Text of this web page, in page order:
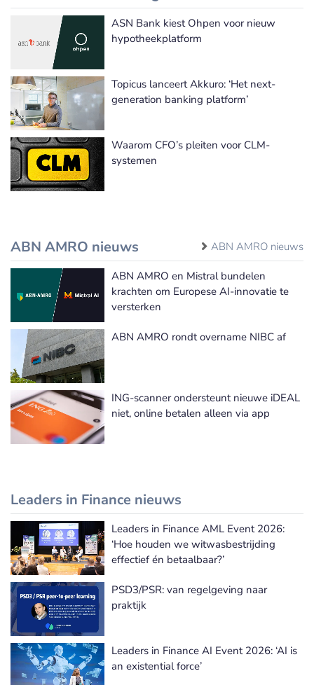
Meer Software ontwikkeling nieuws
ASN Bank kiest Ohpen voor nieuw
hypotheekplatform
Topicus lanceert Akkuro: ‘Het next-
generation banking platform’
Waarom CFO’s pleiten voor CLM-
systemen
ABN AMRO nieuws ABN AMRO nieuws
ABN AMRO en Mistral bundelen
krachten om Europese AI-innovatie te
versterken
ABN AMRO rondt overname NIBC af
ING-scanner ondersteunt nieuwe iDEAL
niet, online betalen alleen via app
Leaders in Finance nieuws
Leaders in Finance nieuws
Leaders in Finance AML Event 2026:
‘Hoe houden we witwasbestrijding
effectief én betaalbaar?’
PSD3/PSR: van regelgeving naar
praktijk
Leaders in Finance AI Event 2026: ‘AI is
an existential force’